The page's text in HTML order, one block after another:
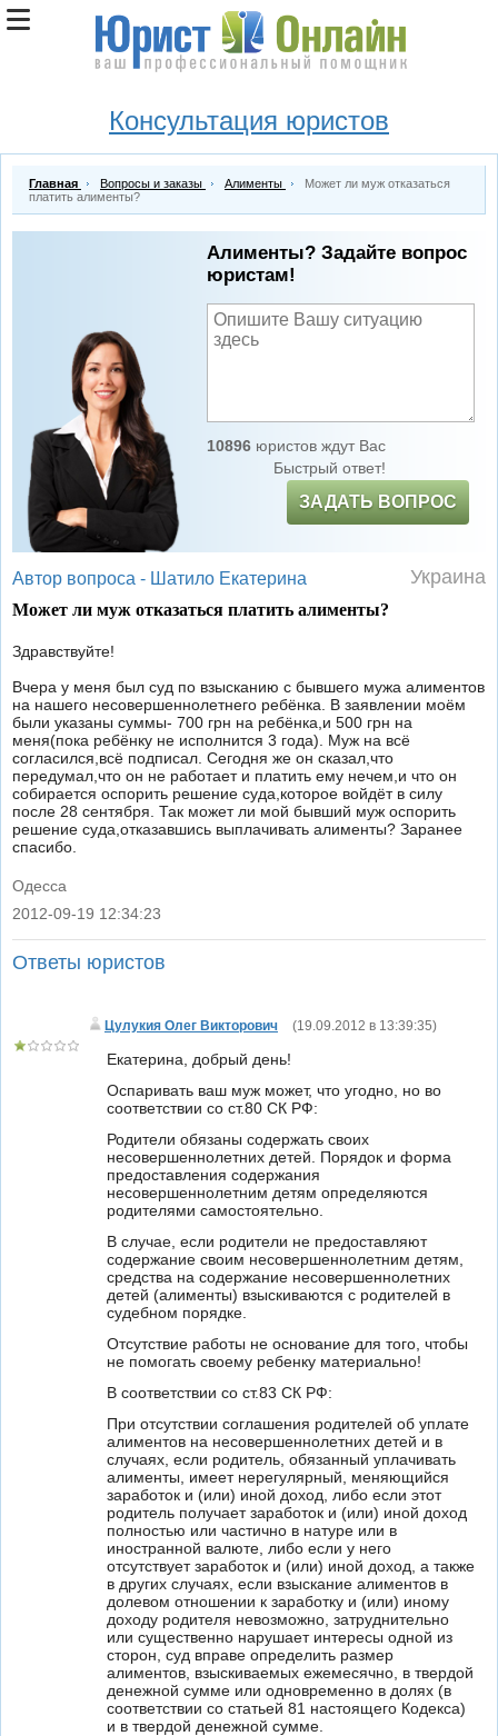
Консультация юристов
Главная Вопросы и заказы Алименты
Может ли муж отказаться
платить алименты?
Алименты? Задайте вопрос
юристам!
10896юристов ждут Вас
Быстрый ответ!
ЗАДАТЬ ВОПРОС
Автор вопроса - Шатило Екатерина Украина
Может ли муж отказаться платить алименты?
Здравствуйте!
Вчера у меня был суд по взысканию с бывшего мужа алиментов
на нашего несовершеннолетнего ребёнка. В заявлении моём
были указаны суммы- 700 грн на ребёнка,и 500 грн на
меня(пока ребёнку не исполнится 3 года). Муж на всё
согласился,всё подписал. Сегодня же он сказал,что
передумал,что он не работает и платить ему нечем,и что он
собирается оспорить решение суда,которое войдёт в силу
после 28 сентября. Так может ли мой бывший муж оспорить
решение суда,отказавшись выплачивать алименты? Заранее
спасибо.
Одесса
|
2012-09-19 12:34:23
Ответы юристов
Цулукия Олег Викторович (19.09.2012 в 13:39:35)
Екатерина, добрый день!
Оспаривать ваш муж может, что угодно, но во
соответствии со ст.80 СК РФ:
Родители обязаны содержать своих
несовершеннолетних детей. Порядок и форма
предоставления содержания
несовершеннолетним детям определяются
родителями самостоятельно.
В случае, если родители не предоставляют
содержание своим несовершеннолетним детям,
средства на содержание несовершеннолетних
детей (алименты) взыскиваются с родителей в
судебном порядке.
Отсутствие работы не основание для того, чтобы
не помогать своему ребенку материально!
В соответствии со ст.83 СК РФ:
При отсутствии соглашения родителей об уплате
алиментов на несовершеннолетних детей и в
случаях, если родитель, обязанный уплачивать
алименты, имеет нерегулярный, меняющийся
заработок и (или) иной доход, либо если этот
родитель получает заработок и (или) иной доход
полностью или частично в натуре или в
иностранной валюте, либо если у него
отсутствует заработок и (или) иной доход, а также
в других случаях, если взыскание алиментов в
долевом отношении к заработку и (или) иному
доходу родителя невозможно, затруднительно
или существенно нарушает интересы одной из
сторон, суд вправе определить размер
алиментов, взыскиваемых ежемесячно, в твердой
денежной сумме или одновременно в долях (в
соответствии со статьей 81 настоящего Кодекса)
и в твердой денежной сумме.